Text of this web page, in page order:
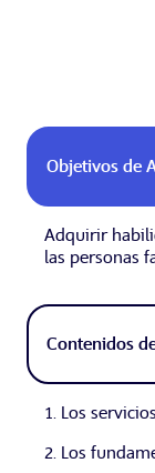
Objetivos de
Adquirir
las personas
Contenidos
1. Los
2. Los